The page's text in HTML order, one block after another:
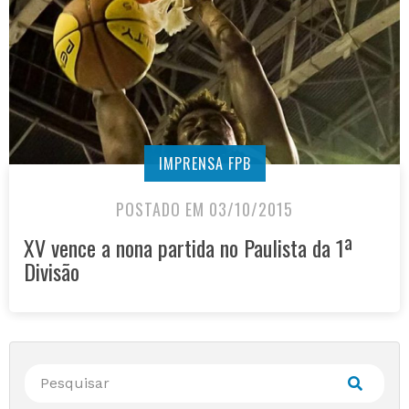
IMPRENSA FPB
POSTADO EM 03/10/2015
XV vence a nona partida no Paulista da 1ª
Divisão